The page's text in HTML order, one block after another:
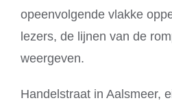
opeenvolgende vlakke
lezers, de lijnen van de
weergeven.
Handelstraat in Aalsmeer,